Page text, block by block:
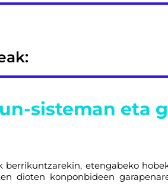
sisteman eta
etengabeko
dioten konponbideen